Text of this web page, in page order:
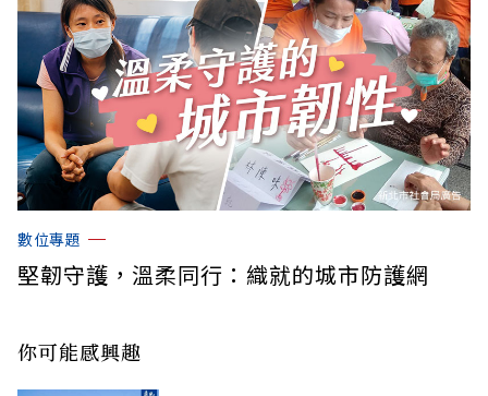
數位專題
堅韌守護，溫柔同行：織就的城市防護網
你可能感興趣